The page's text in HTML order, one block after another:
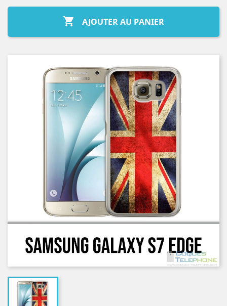
 AJOUTER AU PANIER